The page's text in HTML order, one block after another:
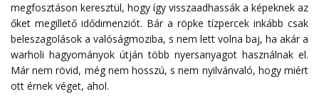
megfosztáson keresztül, hogy így visszaadhassák a képeknek az
őket megillető idődimenziót. Bár a röpke tízpercek inkább csak
beleszagolások a valóságmoziba, s nem lett volna baj, ha akár a
warholi hagyományok útján több nyersanyagot használnak el.
Már nem rövid, még nem hosszú, s nem nyilvánvaló, hogy miért
ott érnek véget, ahol.